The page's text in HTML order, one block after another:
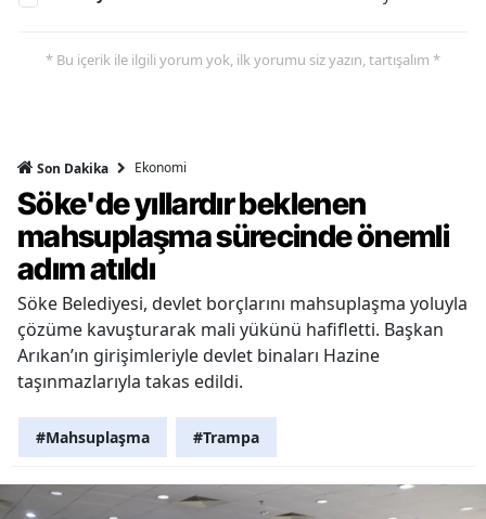
* Bu içerik ile ilgili yorum yok, ilk yorumu siz yazın, tartışalım *
Son Dakika Ekonomi
Söke'de yıllardır beklenen
mahsuplaşma sürecinde önemli
adım atıldı
Söke Belediyesi, devlet borçlarını mahsuplaşma yoluyla
çözüme kavuşturarak mali yükünü hafifletti. Başkan
Arıkan’ın girişimleriyle devlet binaları Hazine
taşınmazlarıyla takas edildi.
#Mahsuplaşma #Trampa